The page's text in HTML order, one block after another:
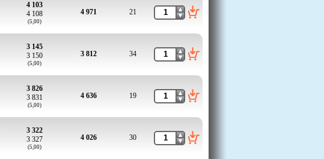
4 103
4 108
(5,00)
4 971 21
3 145
3 150
(5,00)
3 812 34
3 826
3 831
(5,00)
4 636 19
3 322
3 327
(5,00)
4 026 30